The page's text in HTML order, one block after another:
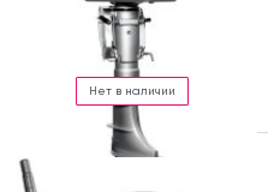
Нет в наличии